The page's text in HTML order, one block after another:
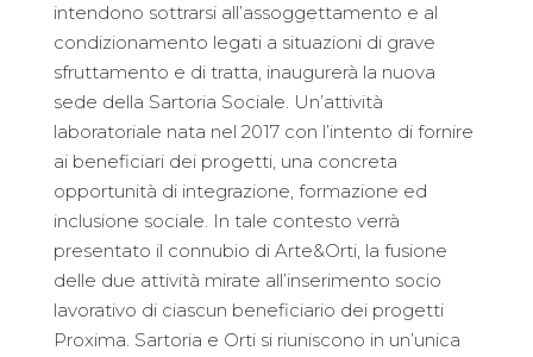
intendono sottrarsi all’assoggettamento e al
condizionamento legati a situazioni di grave
sfruttamento e di tratta, inaugurerà la nuova
sede della Sartoria Sociale. Un’attività
laboratoriale nata nel 2017 con l’intento di fornire
ai beneficiari dei progetti, una concreta
opportunità di integrazione, formazione ed
inclusione sociale. In tale contesto verrà
presentato il connubio di Arte&Orti, la fusione
delle due attività mirate all’inserimento socio
lavorativo di ciascun beneficiario dei progetti
Proxima. Sartoria e Orti si riuniscono in un’unica